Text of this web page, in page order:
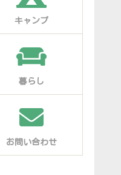
キャンプ
暮らし
お問い合わせ